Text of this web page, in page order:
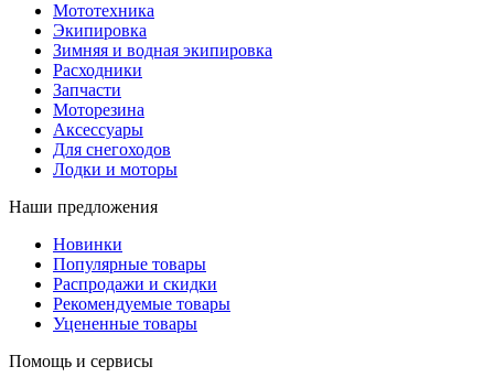
Мототехника
Экипировка
Зимняя и водная экипировка
Расходники
Запчасти
Моторезина
Аксессуары
Для снегоходов
Лодки и моторы
Наши предложения
Новинки
Популярные товары
Распродажи и скидки
Рекомендуемые товары
Уцененные товары
Помощь и сервисы